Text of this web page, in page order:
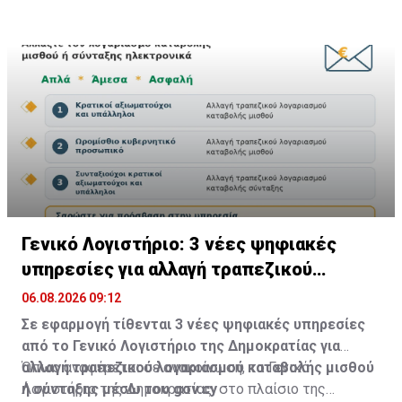
Γενικό Λογιστήριο: 3 νέες ψηφιακές
υπηρεσίες για αλλαγή τραπεζικού
λογαριασμού
06.08.2026 09:12
Σε εφαρμογή τίθενται 3 νέες ψηφιακές υπηρεσίες
από το Γενικό Λογιστήριο της Δημοκρατίας για
αλλαγή τραπεζικού λογαριασμού καταβολής μισθού
ή σύνταξης μέσω του gov.cy
Όπως αναφέρεται σε ανακοίνωση, το Γενικό
Λογιστήριο της Δημοκρατίας, στο πλαίσιο της